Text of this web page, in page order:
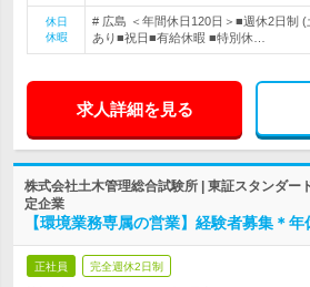
休日
休暇
# 広島 ＜年間休日120日＞■週休2日制
あり■祝日■有給休暇 ■特別休…
求人詳細を見る
株式会社土木管理総合試験所 | 東証スタンダー
定企業
【環境業務専属の営業】経験者募集＊
正社員 完全週休2日制